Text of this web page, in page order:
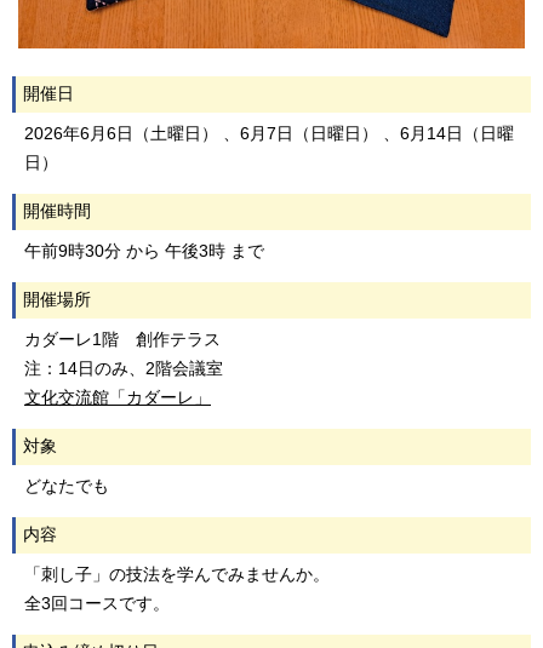
開催日
2026年6月6日（土曜日） 、6月7日（日曜日） 、6月14日（日曜
日）
開催時間
午前9時30分 から 午後3時 まで
開催場所
カダーレ1階 創作テラス
注：14日のみ、2階会議室
文化交流館「カダーレ」
対象
どなたでも
内容
「刺し子」の技法を学んでみませんか。
全3回コースです。